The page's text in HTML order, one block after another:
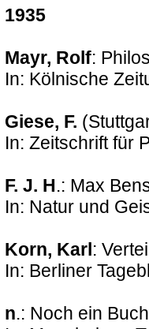
1935
Mayr, Rolf:
In: Kölnische
Giese, F.
In: Zeitschrift für
F. J. H.: Max
In: Natur und
Korn, Karl:
In: Berliner
n.: Noch ein